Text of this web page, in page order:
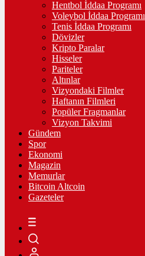
Hentbol İddaa Programı
Voleybol İddaa Programı
Tenis İddaa Programı
Dövizler
Kripto Paralar
Hisseler
Pariteler
Altınlar
Vizyondaki Filmler
Haftanın Filmleri
Popüler Fragmanlar
Vizyon Takvimi
Gündem
Spor
Ekonomi
Magazin
Memurlar
Bitcoin Altcoin
Gazeteler